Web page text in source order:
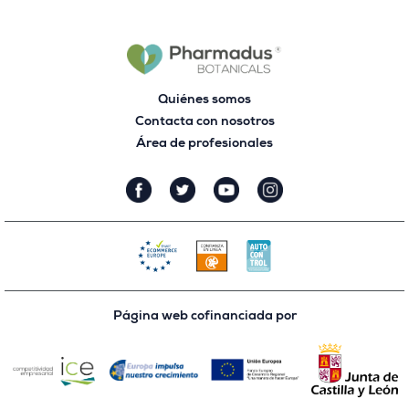
Quiénes somos
Contacta con nosotros
Área de profesionales
Página web cofinanciada por